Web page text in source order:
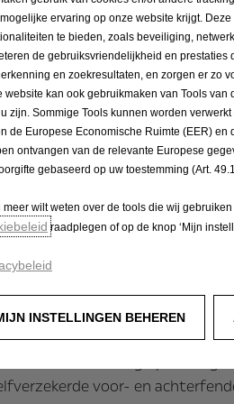
en proporties. De conceptcar
uitvoering van de
details. Aan de
Opel Blitz prijkt trots
Deze wordt
is nu ook verlicht rond de
geoptimaliseerde
het opvallende remlicht in
element. De brede
is verheven tot de
aerodynamische
Turismo stevig op de
voor- en
ervaring op onze website krijgt.
te bieden, zoals beveiliging,
de gebruiksvriendelijkheid en prestaties
en zoekresultaten, en zorgen er zo
website kan ook gebruikmaken van Tools
zijn. Sommige Tools kunnen worden
de Europese Economische Ruimte (EER)
ontvangen van de relevante Europese
gebaseerd op uw toestemming (Art.
meer wilt weten over de tools die wij
raadplegen of op de knop ‘Mijn
MIJN INSTELLINGEN BEHEREN